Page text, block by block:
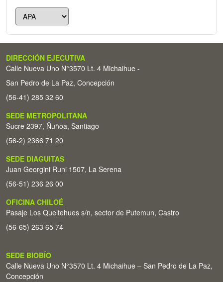
DIRECCIÓN EJECUTIVA
Calle Nueva Uno N°3570 Lt. 4 Michaihue -
San Pedro de La Paz, Concepción
(56-41) 285 32 60
SEDE METROPOLITANA
Sucre 2397, Ñuñoa, Santiago
(56-2) 2366 71 20
SEDE DIAGUITAS
Juan Georgini Runi 1507, La Serena
(56-51) 236 26 00
OFICINA CHILOÉ
Pasaje Los Queltehues s/n, sector de Putemun, Castro
(56-65) 263 65 74
SEDE BIOBÍO
Calle Nueva Uno N°3570 Lt. 4 Michaihue – San Pedro de La Paz,
Concepción